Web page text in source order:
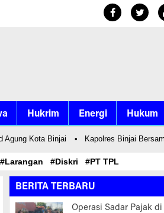
Hukrim Energi Hukum
Kota Binjai • Kapolres Binjai Bersama
#Larangan #Diskri #PT TPL
BERITA TERBARU
Operasi Sadar Pajak di